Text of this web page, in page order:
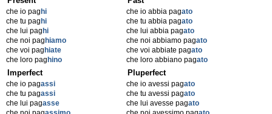
che io pag hi
che tu pag hi
che lui pag hi
che noi pag hiamo
che voi pag hiate
che loro pag hino
che io abbia pagato
che tu abbia pagato
che lui abbia pagato
che noi abbiamo pagato
che voi abbiate pagato
che loro abbiano pagato
Imperfect
che io pagassi
che tu pagassi
che lui pagasse
Pluperfect
che io avessi pagato
che tu avessi pagato
che lui avesse pagato